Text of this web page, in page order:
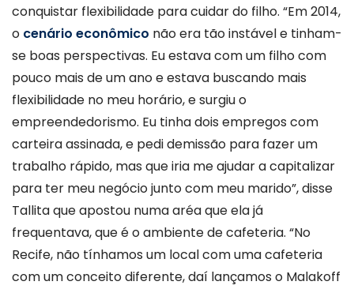
conquistar flexibilidade para cuidar do filho. “Em 2014,
o cenário econômico não era tão instável e tinham-
se boas perspectivas. Eu estava com um filho com
pouco mais de um ano e estava buscando mais
flexibilidade no meu horário, e surgiu o
empreendedorismo. Eu tinha dois empregos com
carteira assinada, e pedi demissão para fazer um
trabalho rápido, mas que iria me ajudar a capitalizar
para ter meu negócio junto com meu marido”, disse
Tallita que apostou numa aréa que ela já
frequentava, que é o ambiente de cafeteria. “No
Recife, não tínhamos um local com uma cafeteria
com um conceito diferente, daí lançamos o Malakoff